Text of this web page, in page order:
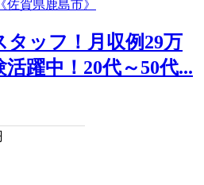
タッフ！月収例29万
躍中！20代～50代...